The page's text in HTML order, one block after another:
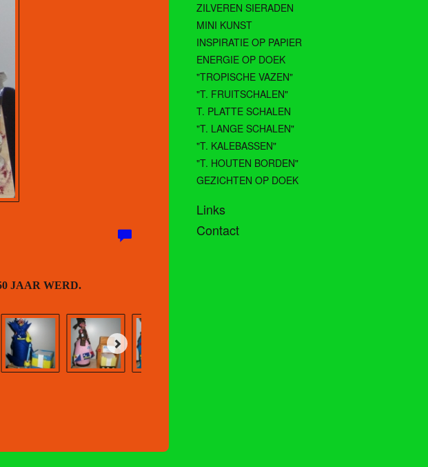
JAAR WERD.
ZILVEREN SIERADEN
MINI KUNST
INSPIRATIE OP PAPIER
ENERGIE OP DOEK
"TROPISCHE VAZEN"
"T. FRUITSCHALEN"
T. PLATTE SCHALEN
"T. LANGE SCHALEN"
"T. KALEBASSEN"
"T. HOUTEN BORDEN"
GEZICHTEN OP DOEK
Links
Contact